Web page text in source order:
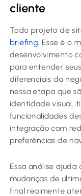
cliente
Todo projeto de
briefing . Esse é o
desenvolvimento
para entender
diferenciais do
nessa etapa que
identidade visual,
funcionalidades
integração com
preferências de
Essa análise
mudanças de
final realmente